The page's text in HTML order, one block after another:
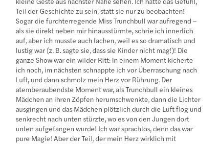
Teil der Geschichte zu sein, statt sie nur zu beobachten!
Sogar die furchterregende Miss Trunchbull war aufregend –
als sie direkt neben mir hinausstürmte, schrie ich innerlich
auf, aber ich musste auch lachen, weil es so dramatisch und
lustig war (z. B. sagte sie, dass sie Kinder nicht mag!)! Die
ganze Show war ein wilder Ritt: In einem Moment kicherte
ich noch, im nächsten schnappte ich vor Überraschung nach
Luft, und dann schmolz mein Herz vor Rührung. Der
atemberaubendste Moment war, als Trunchbull ein kleines
Mädchen an ihren Zöpfen herumschwenkte, dann die Lichter
ausgingen und das Mädchen plötzlich durch die Luft flog und
senkrecht nach unten stürzte, wo es von den Jungen dort
unten aufgefangen wurde! Ich war sprachlos, denn das war
pure Magie! Aber der Teil, der mein Herz wirklich mit